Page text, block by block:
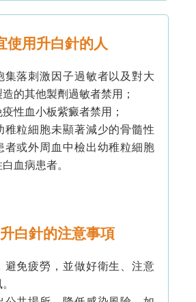
使用升白針的人
集落刺激因子過敏者以及對大
的其他製劑過敏者禁用；
性血小板紫癜者禁用；
稚粒細胞未顯著減少的骨髓性
者或外周血中檢出幼稚粒細胞
血病患者。
白針的注意事項
避免疲勞，並做好衛生、注意